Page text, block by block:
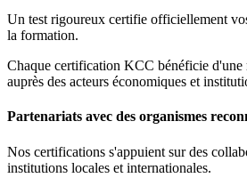
Un test rigoureux certifie officiellement
la formation.
Chaque certification KCC bénéficie d'une
auprès des acteurs économiques et
Partenariats avec des organismes
Nos certifications s'appuient sur des
institutions locales et internationales.